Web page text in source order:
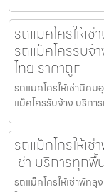
รถแมคโครให้เ
รถแม็คโครรับจ้
ไทย ราคาถูก
รถแมคโครให้เช่านิคม
แม็คโครรับจ้าง บริกา
รถแม็คโครให้เ
เช่า บริการทุก
รถแม็คโครให้เช่าพัทลุ